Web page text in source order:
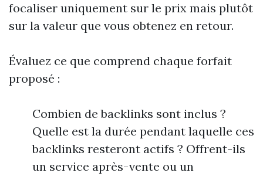
focaliser uniquement sur le prix mais plutôt
sur la valeur que vous obtenez en retour.
Évaluez ce que comprend chaque forfait
proposé :
Combien de backlinks sont inclus ?
Quelle est la durée pendant laquelle ces
backlinks resteront actifs ? Offrent-ils
un service après-vente ou un